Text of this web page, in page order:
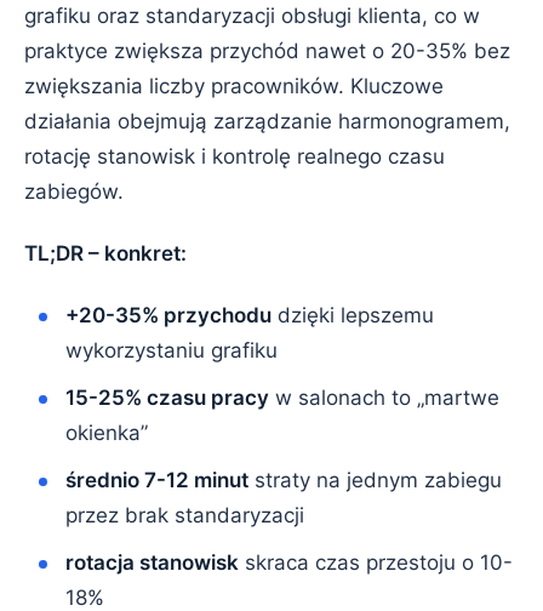
grafiku oraz standaryzacji obsługi klienta, co w
praktyce zwiększa przychód nawet o 20-35% bez
zwiększania liczby pracowników. Kluczowe
działania obejmują zarządzanie harmonogramem,
rotację stanowisk i kontrolę realnego czasu
zabiegów.
TL;DR – konkret:
+20-35% przychodu dzięki lepszemu
wykorzystaniu grafiku
15-25% czasu pracy w salonach to „martwe
okienka”
średnio 7-12 minut straty na jednym zabiegu
przez brak standaryzacji
rotacja stanowisk skraca czas przestoju o 10-
18%